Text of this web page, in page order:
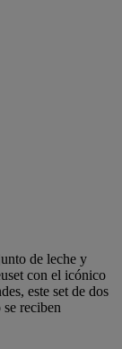
de leche y
con el icónico
este set de dos
reciben